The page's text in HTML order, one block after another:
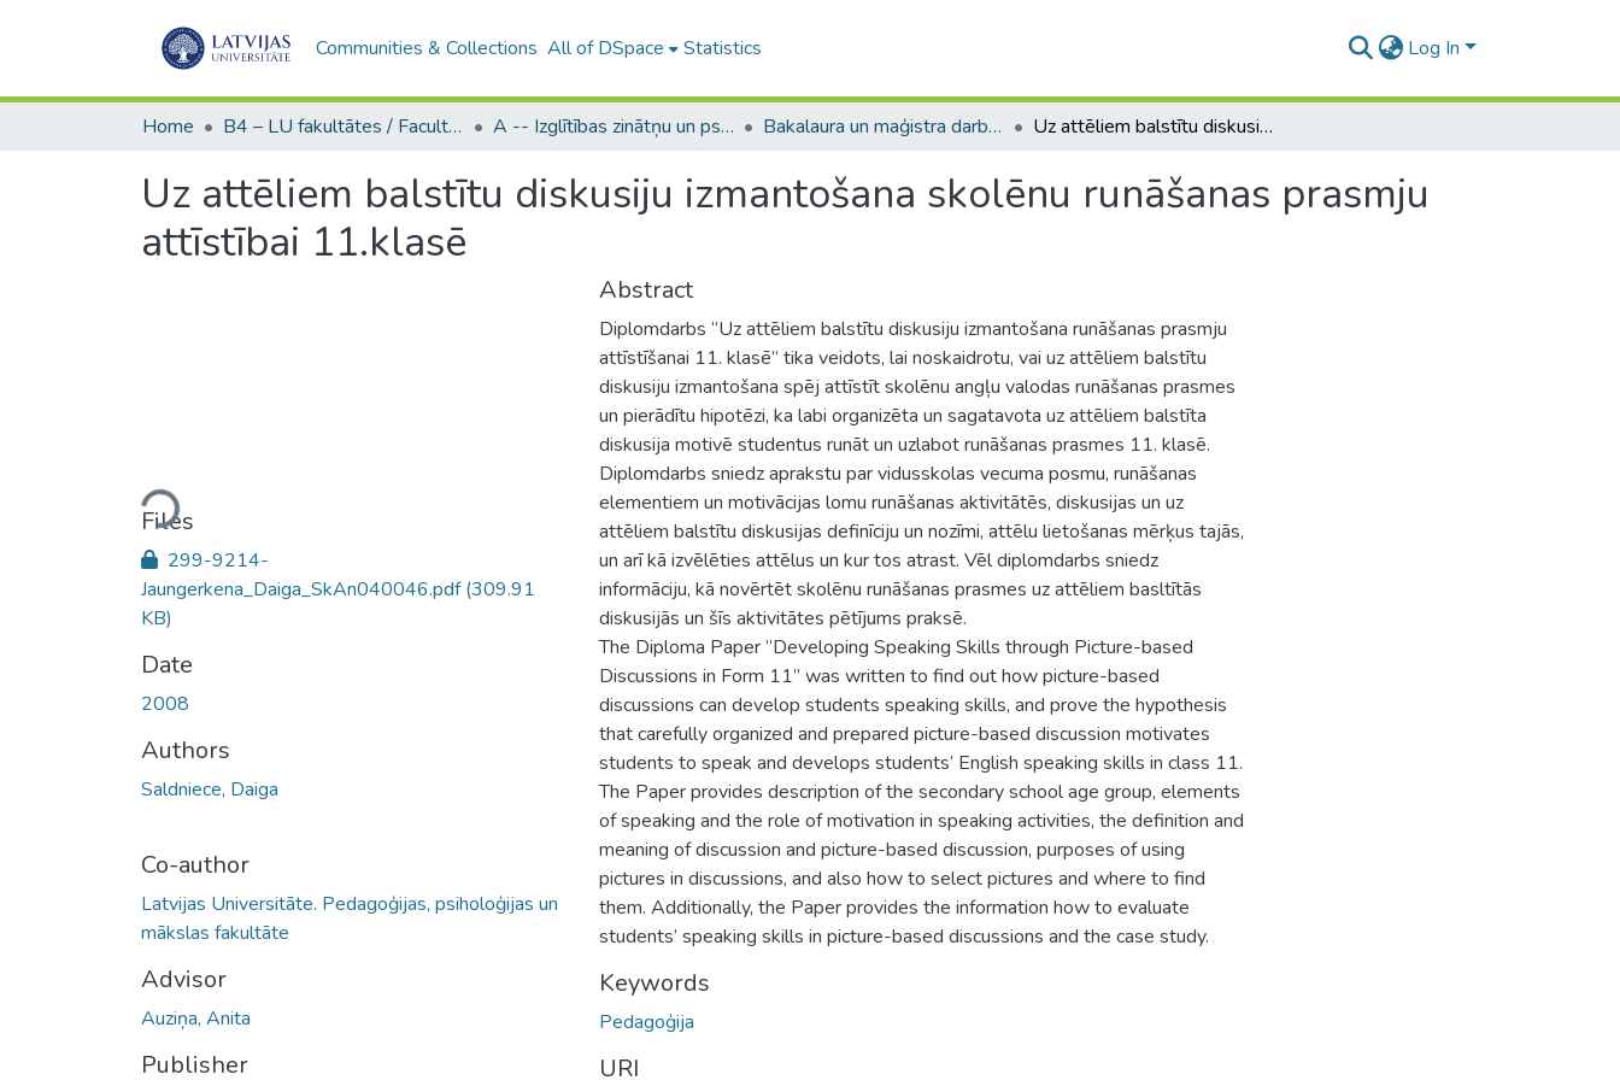
Communities & Collections All of DSpace Statistics Log In
Home B4 – LU fakultātes / Faculties of the UL A -- Izglītības zinātņu un psiholoģijas fakultāte / Faculty of Education Sciences and Psychology Bakalaura un maģistra darbi (PPMF) / Bachelor's and Master's theses Uz attēliem balstītu diskusiju izmantošana skolēnu runāšanas prasmju attīstībai 11.klasē
Uz attēliem balstītu diskusiju izmantošana skolēnu runāšanas prasmju
attīstībai 11.klasē
Loading...
Files
299-9214-
Jaungerkena_Daiga_SkAn040046.pdf(309.91
KB)
Date
2008
Authors
Saldniece, Daiga
Co-author
Latvijas Universitāte. Pedagoģijas, psiholoģijas un
mākslas fakultāte
Advisor
Auziņa, Anita
Publisher
Abstract
Diplomdarbs “Uz attēliem balstītu diskusiju izmantošana runāšanas prasmju
attīstīšanai 11. klasē” tika veidots, lai noskaidrotu, vai uz attēliem balstītu
diskusiju izmantošana spēj attīstīt skolēnu angļu valodas runāšanas prasmes
un pierādītu hipotēzi, ka labi organizēta un sagatavota uz attēliem balstīta
diskusija motivē studentus runāt un uzlabot runāšanas prasmes 11. klasē.
Diplomdarbs sniedz aprakstu par vidusskolas vecuma posmu, runāšanas
elementiem un motivācijas lomu runāšanas aktivitātēs, diskusijas un uz
attēliem balstītu diskusijas definīciju un nozīmi, attēlu lietošanas mērķus tajās,
un arī kā izvēlēties attēlus un kur tos atrast. Vēl diplomdarbs sniedz
informāciju, kā novērtēt skolēnu runāšanas prasmes uz attēliem basltītās
diskusijās un šīs aktivitātes pētījums praksē.
The Diploma Paper ”Developing Speaking Skills through Picture-based
Discussions in Form 11” was written to find out how picture-based
discussions can develop students speaking skills, and prove the hypothesis
that carefully organized and prepared picture-based discussion motivates
students to speak and develops students’ English speaking skills in class 11.
The Paper provides description of the secondary school age group, elements
of speaking and the role of motivation in speaking activities, the definition and
meaning of discussion and picture-based discussion, purposes of using
pictures in discussions, and also how to select pictures and where to find
them. Additionally, the Paper provides the information how to evaluate
students’ speaking skills in picture-based discussions and the case study.
Keywords
Pedagoģija
URI